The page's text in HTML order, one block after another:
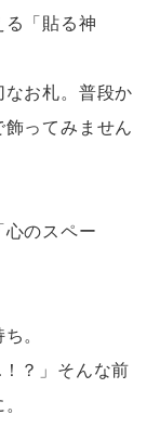
「貼る神
お札。普段か
ってみません
のスペー
。
？」そんな前